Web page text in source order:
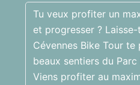
Tu veux profiter un
et progresser ?
Cévennes Bike Tour
beaux sentiers du
Viens profiter au